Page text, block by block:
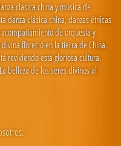
clásica china y música de
danza clásica china, danzas étnicas
de orquesta y
floreció en la tierra de China.
reviviendo esta gloriosa cultura.
belleza de los seres divinos al